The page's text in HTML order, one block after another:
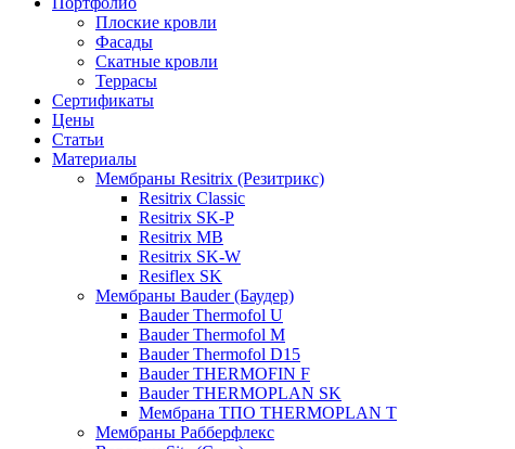
Плоские кровли
Фасады
Скатные кровли
Террасы
Сертификаты
Цены
Статьи
Материалы
Мембраны Resitrix (Резитрикс)
Resitrix Classic
Resitrix SK-P
Resitrix MB
Resitrix SK-W
Resiflex SK
Мембраны Bauder (Баудер)
Bauder Thermofol U
Bauder Thermofol M
Bauder Thermofol D15
Bauder THERMOFIN F
Bauder THERMOPLAN SK
Мембрана ТПО THERMOPLAN T
Мембраны Рабберфлекс